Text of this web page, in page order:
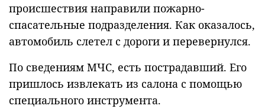
происшествия направили пожарно-
спасательные подразделения. Как оказалось,
автомобиль слетел с дороги и перевернулся.
По сведениям МЧС, есть пострадавший. Его
пришлось извлекать из салона с помощью
специального инструмента.